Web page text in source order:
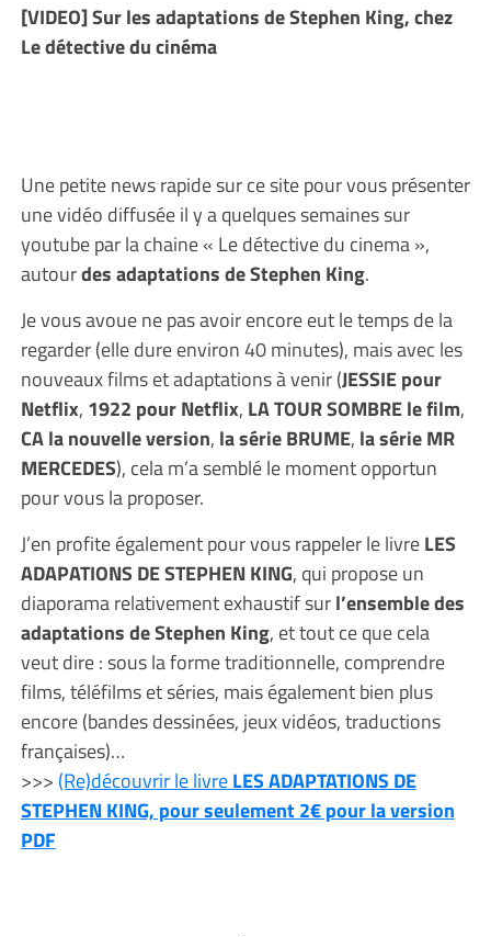
[VIDEO] Sur les adaptations de Stephen King, chez
Le détective du cinéma
Une petite news rapide sur ce site pour vous présenter
une vidéo diffusée il y a quelques semaines sur
youtube par la chaine « Le détective du cinema »,
autourdes adaptations de Stephen King.
Je vous avoue ne pas avoir encore eut le temps de la
regarder (elle dure environ 40 minutes), mais avec les
nouveaux films et adaptations à venir (JESSIE pour
Netflix, 1922 pour Netflix, LA TOUR SOMBRE le film,
CA la nouvelle version, la série BRUME, la série MR
MERCEDES), cela m’a semblé le moment opportun
pour vous la proposer.
J’en profite également pour vous rappeler le livreLES
ADAPATIONS DE STEPHEN KING, qui propose un
diaporama relativement exhaustif surl’ensemble des
adaptations de Stephen King, et tout ce que cela
veut dire : sous la forme traditionnelle, comprendre
films, téléfilms et séries, mais également bien plus
encore (bandes dessinées, jeux vidéos, traductions
françaises)…
>>> (Re)découvrir le livreLES ADAPTATIONS DE
STEPHEN KING, pour seulement 2€ pour la version
PDF